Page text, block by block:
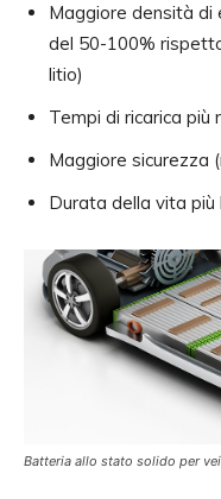
Maggiore densità di
del 50-100%
litio)
Tempi di ricarica più
Maggiore sicurezza
Durata della vita più
Batteria allo stato solido per